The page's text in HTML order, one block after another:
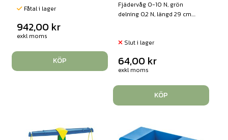
Fåtal i lager
942,00 kr
exkl moms
KÖP
Fjädervåg 0-10 N, grön
delning 0,2 N, längd 29 cm....
Slut i lager
64,00 kr
exkl moms
KÖP